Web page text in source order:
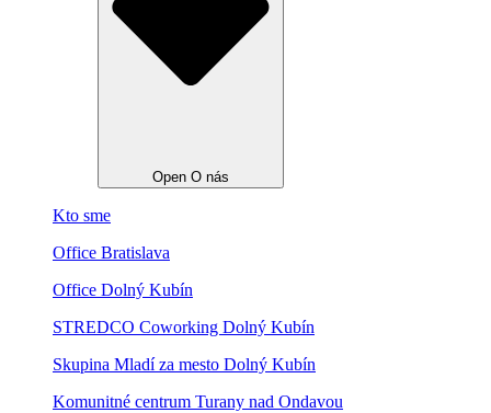
Open O nás
Kto sme
Office Bratislava
Office Dolný Kubín
STREDCO Coworking Dolný Kubín
Skupina Mladí za mesto Dolný Kubín
Komunitné centrum Turany nad Ondavou